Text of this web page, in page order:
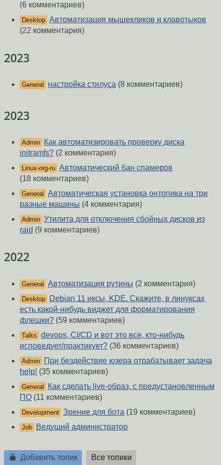
(6 комментариев)
Desktop Автоматизация мышекликов и клавотыков
(22 комментария)
2023
General настройка стилуса (8 комментариев)
2023
Admin
Как автоматизировать проверку диска
initramfs? (2 комментария)
Linux-org-ru Автоматический бан спамеров
(18 комментариев)
General
Автоматическая установка онтопика на три
разные машины (4 комментария)
Admin Утилита для отключения сбойных дисков из
raid (9 комментариев)
2022
General Автоматизация рутины (2 комментария)
Desktop
Debian 11 иксы, KDE. Скажите, в линуксах
есть какой-нибудь виджет для форматирования
флешки? (59 комментариев)
Talks devops, CI/CD и вот это все, кто-нибудь
исповедует/практикует? (36 комментариев)
Admin
При бездействие юзера отрабатывает задача
help! (35 комментариев)
General
Как сделать live-образ, с предустановленным
ПО (11 комментариев)
Development Зрение для бота (19 комментариев)
Job Ведущий администратор
Добавить топик Все топики